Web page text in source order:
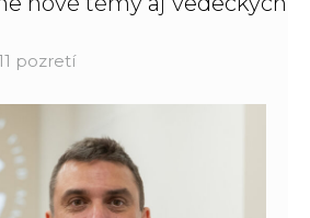
pozretí